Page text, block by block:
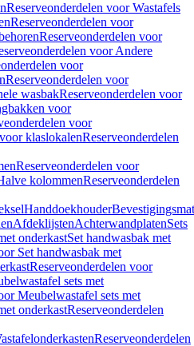
Reserveonderdelen voor Wastafels
Reserveonderdelen voor
Reserveonderdelen voor
voor Andere
voor
Reserveonderdelen voor
wasbakReserveonderdelen voor
voor
voor
klaslokalenReserveonderdelen
Reserveonderdelen voor
kolommenReserveonderdelen
Handdoekhouder
AfdeklijstenAchterwandplatenSets
onderkastSet handwasbak met
Set handwasbak met
Reserveonderdelen voor
sets met
Meubelwastafel sets met
onderkastReserveonderdelen
Reserveonderdelen